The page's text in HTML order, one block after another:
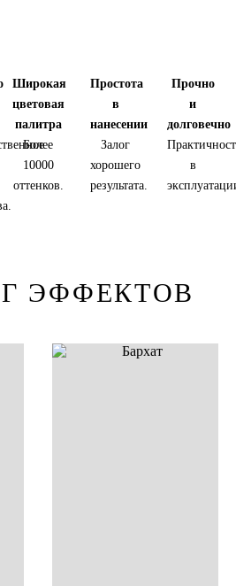
Широкая
цветовая
палитра
Более
10000
оттенков.
Простота
в
нанесении
Залог
хорошего
результата.
Прочно
и
долговечно
в
ЭФФЕКТОВ